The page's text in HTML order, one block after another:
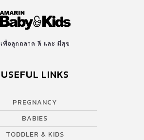
เพื่อลูกฉลาด ดี และ มีสุข
USEFUL LINKS
PREGNANCY
BABIES
TODDLER & KIDS